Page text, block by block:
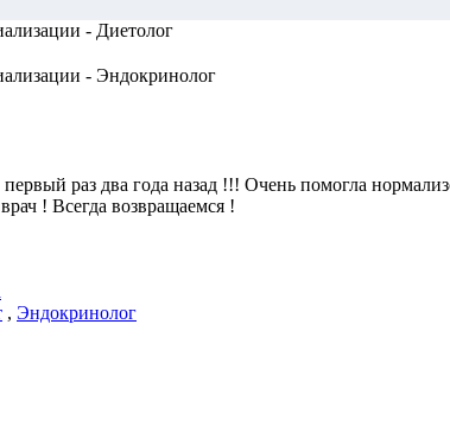
- Диетолог
- Эндокринолог
раз два года назад !!! Очень помогла
! Всегда возвращаемся !
, Эндокринолог